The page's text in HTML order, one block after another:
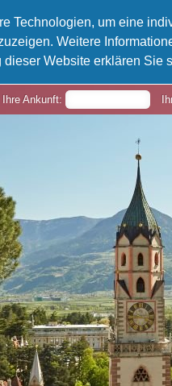
Technologien, um eine
Weitere
Website erklären
Ihre Ankunft: